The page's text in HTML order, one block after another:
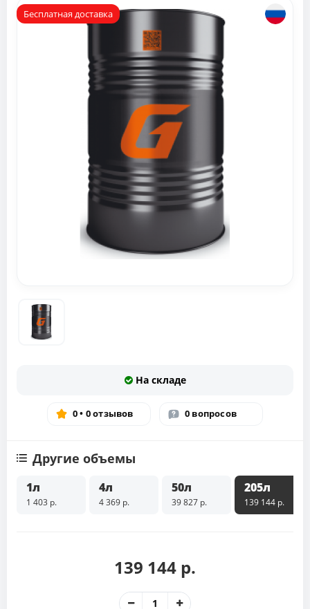
Бесплатная доставка
На складе
0 • 0 отзывов 0 вопросов
Другие объемы
1л
1 403 р.
4л
4 369 р.
50л
39 827 р.
205л
139 144 р.
139 144 р.